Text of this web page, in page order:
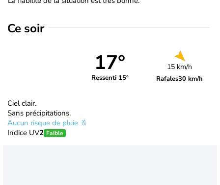
Ce soir
17°
Ressenti 15°
15 km/h
Rafales30 km/h
Ciel clair.
Sans précipitations.
Aucun risque de pluie
Indice UV2 Faible